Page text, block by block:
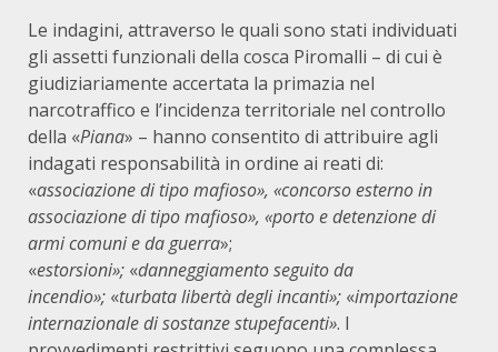
Le indagini, attraverso le quali sono stati individuati
gli assetti funzionali della cosca Piromalli – di cui è
giudiziariamente accertata la primazia nel
narcotraffico e l’incidenza territoriale nel controllo
della «Piana» – hanno consentito di attribuire agli
indagati responsabilità in ordine ai reati di:
«associazione di tipo mafioso», «concorso esterno in
associazione di tipo mafioso», «porto e detenzione di
armi comunie da guerra»;
«estorsioni»; «danneggiamento seguito da
incendio»; «turbata libertà degli incanti»; «importazione
internazionale di sostanze stupefacenti». I